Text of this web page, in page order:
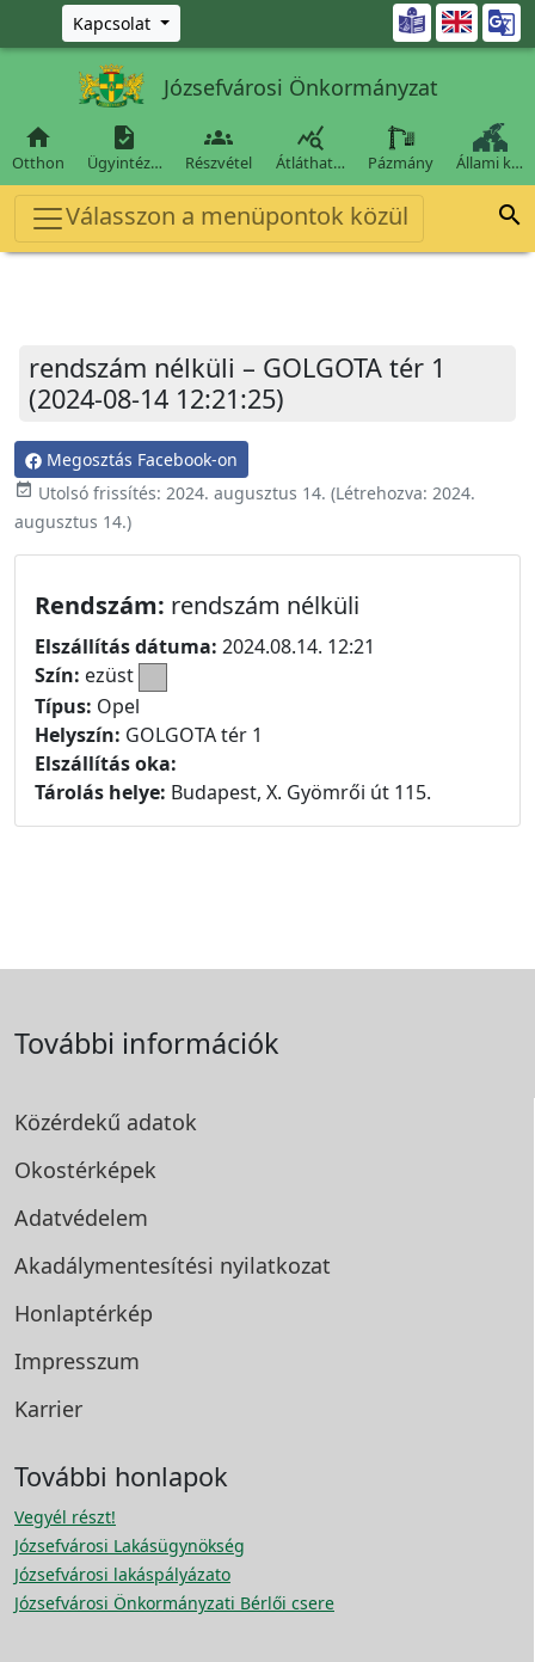
Ugrás a fő tartalomra
Kapcsolat 
Józsefvárosi Önkormányzat

Otthon

Ügyintéz…

Részvétel

Átláthat… Pázmány Állami k…
Válasszon a menüpontok közül 
rendszám nélküli – GOLGOTA tér 1
(2024-08-14 12:21:25)
Megosztás Facebook-on
event_available Utolsó frissítés: 2024. augusztus 14. (Létrehozva: 2024.
augusztus 14.)
Rendszám: rendszám nélküli
Elszállítás dátuma: 2024.08.14. 12:21
Szín: ezüst
Típus: Opel
Helyszín: GOLGOTA tér 1
Elszállítás oka:
Tárolás helye: Budapest, X. Gyömrői út 115.
További információk
Közérdekű adatok
Okostérképek
Adatvédelem
Akadálymentesítési nyilatkozat
Honlaptérkép
Impresszum
Karrier
További honlapok
Vegyél részt!
Józsefvárosi Lakásügynökség
Józsefvárosi lakáspályázato
Józsefvárosi Önkormányzati Bérlői csere